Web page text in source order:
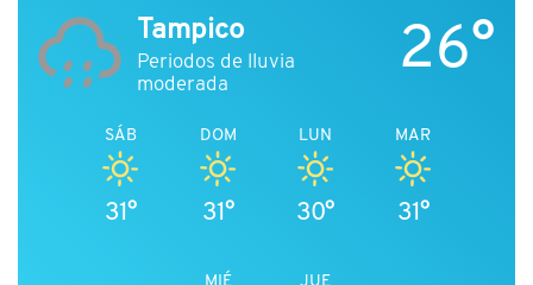
Tampico
Periodos de lluvia
moderada
26°
SÁB
31°
DOM
31°
LUN
30°
MAR
31°